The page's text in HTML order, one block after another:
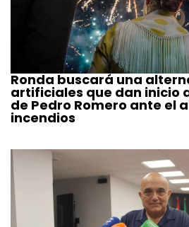
Ronda buscará una
artificiales que dan inicio
de Pedro Romero ante el
incendios